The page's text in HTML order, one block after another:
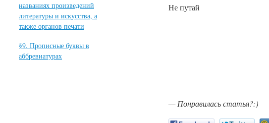
Не путай
— Понравилась статья?:)
названиях произведений
литературы и искусства, а
также органов печати
§9. Прописные буквы в
аббревиатурах